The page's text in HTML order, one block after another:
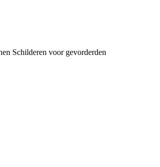
Schilderen voor gevorderden